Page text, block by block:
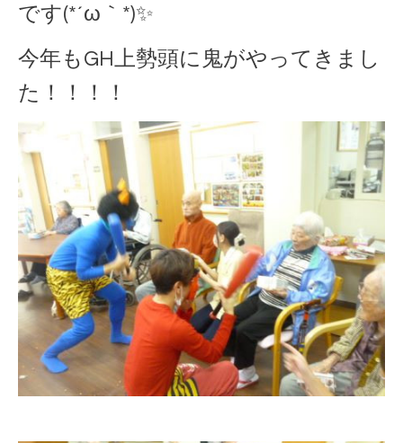
です(*´ω｀*)✨
今年もGH上勢頭に鬼がやってきまし
た！！！！